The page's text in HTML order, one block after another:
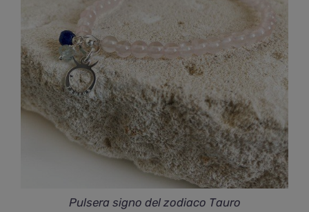
Pulsera signo del zodiaco Tauro